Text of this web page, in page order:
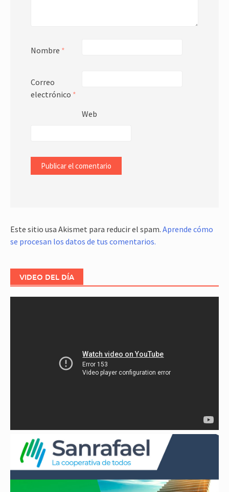
Nombre *
Correo
electrónico *
Web
Este sitio usa Akismet para reducir el spam. Aprende cómo
se procesan los datos de tus comentarios.
VIDEO DEL DÍA